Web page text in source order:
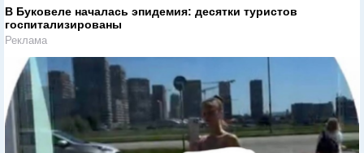
В Буковеле началась эпидемия: десятки туристов
госпитализированы
Реклама